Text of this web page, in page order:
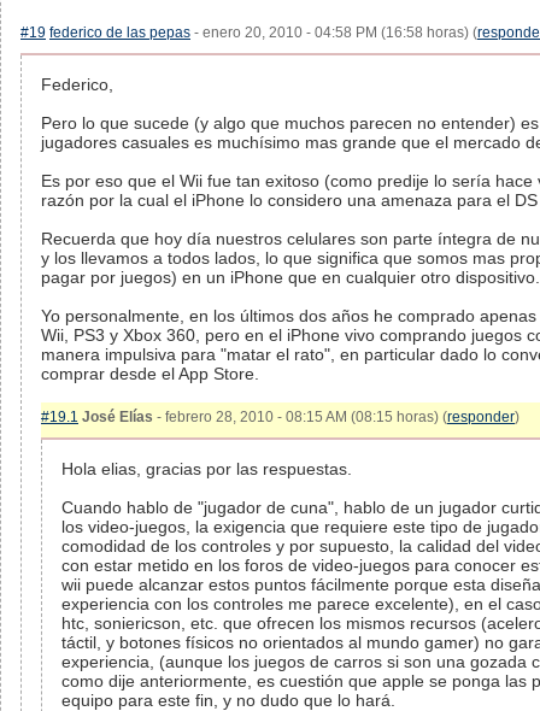
#19 federico de las pepas - enero 20, 2010 - 04:58 PM (16:58 horas) (
Federico,
Pero lo que sucede (y algo que muchos parecen no entender)
jugadores casuales es muchísimo mas grande que el mercado
Es por eso que el Wii fue tan exitoso (como predije lo sería hace
razón por la cual el iPhone lo considero una amenaza para el DS
Recuerda que hoy día nuestros celulares son parte íntegra de
y los llevamos a todos lados, lo que significa que somos mas
pagar por juegos) en un iPhone que en cualquier otro dispositivo.
Yo personalmente, en los últimos dos años he comprado
Wii, PS3 y Xbox 360, pero en el iPhone vivo comprando juegos
manera impulsiva para "matar el rato", en particular dado lo
comprar desde el App Store.
#19.1 José Elías - febrero 28, 2010 - 08:15 AM (08:15 horas) (responder)
Hola elias, gracias por las respuestas.
Cuando hablo de "jugador de cuna", hablo de un jugador
los video-juegos, la exigencia que requiere este tipo de
comodidad de los controles y por supuesto, la calidad del
con estar metido en los foros de video-juegos para conocer
wii puede alcanzar estos puntos fácilmente porque esta
experiencia con los controles me parece excelente), en el
htc, soniericson, etc. que ofrecen los mismos recursos
táctil, y botones físicos no orientados al mundo gamer) no
experiencia, (aunque los juegos de carros si son una gozada
como dije anteriormente, es cuestión que apple se ponga las
equipo para este fin, y no dudo que lo hará.